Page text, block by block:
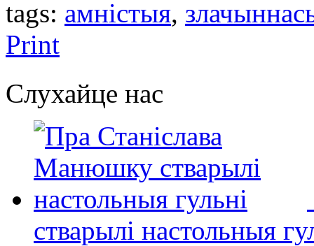
tags: амністыя,
Print
Слухайце нас
стварылі настольныя